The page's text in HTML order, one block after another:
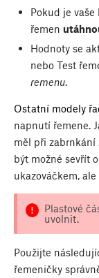
Pokud je vaše
řemen
Hodnoty se
nebo Test
remenu.
Ostatní modely
napnutí řemene.
měl při zabrnkání
být možné sevřít
ukazováčkem,
Plastové
uvolnit.
Použijte
řemeničky